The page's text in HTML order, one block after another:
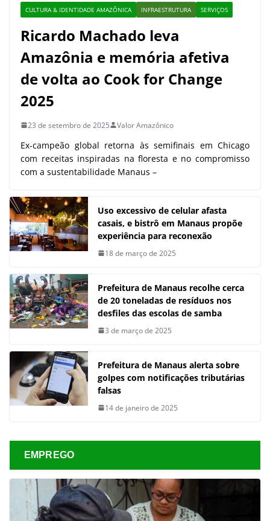
CULTURA & IDENTIDADE AMAZÔNICA INFRAESTRUTURA SERVIÇOS
Ricardo Machado leva
Amazônia e memória afetiva
de volta ao Cook for Change
2025
23 de setembro de 2025 Valor Amazônico
Ex-campeão global retorna às semifinais em Chicago
com receitas inspiradas na floresta e no compromisso
com a sustentabilidade Manaus –
Uso excessivo de celular afasta
casais, e bistrô em Manaus propõe
experiência para reconexão
18 de março de 2025
Prefeitura de Manaus recolhe cerca
de 20 toneladas de resíduos nos
desfiles das escolas de samba
3 de março de 2025
Prefeitura de Manaus alerta sobre
golpes com notificações tributárias
falsas
14 de janeiro de 2025
EMPREGO